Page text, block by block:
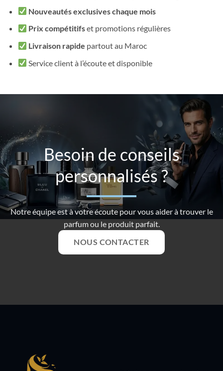
Nouveautés exclusives chaque mois
Prix compétitifset promotions régulières
Livraison rapide partout au Maroc
Service client à l’écoute et disponible
Besoin de conseils
personnalisés ?
Notre équipe est à votre écoute pour vous aider à trouver le
parfum ou le produit parfait.
NOUS CONTACTER